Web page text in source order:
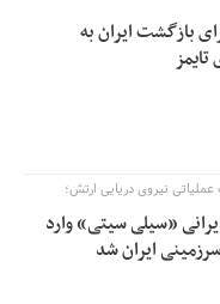
بازگشت ایران به
عملیاتی نیروی دریایی ارتش؛
«سیلی سیتی» وارد
ایران شد